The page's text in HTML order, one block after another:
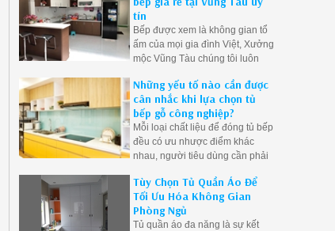
bắt được xu hướng nên chúng
tôi sẵn sàng lên thiết kế và thi
công nội thất phòng bếp cho quý
khách.
tín
Bếp được xem là không gian tổ
ấm của mọi gia đình Việt, Xưởng
mộc Vũng Tàu chúng tôi luôn
cầu cũng như ý muốn của khách
hàng để tạo ra những mẫu tủ
bếp đẹp mang phong cách cá
nhân của gia chủ.
Những yếu tố nào cần được
cân nhắc khi lựa chọn tủ
bếp gỗ công nghiệp?
Mỗi loại chất liệu để đóng tủ bếp
đều có ưu nhược điểm khác
nhau, người tiêu dùng cần phải
liệu phù hợp với nhu cầu và sở
thích của mình
Tùy Chọn Tủ Quần Áo Để
Tối Ưu Hóa Không Gian
Phòng Ngủ
Tủ quần áo đa năng là sự kết